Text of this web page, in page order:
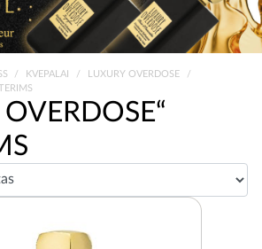
KVEPALAI
LUXURY OVERDOSE